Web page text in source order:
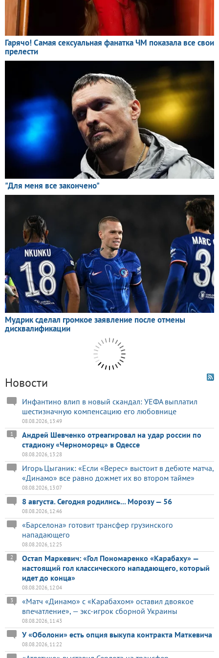
Новости
Инфантино влип в новый скандал: УЕФА выплатил
шестизначную компенсацию его любовнице
08.08.2026, 13:49
Андрей Шевченко отреагировал на удар россии по
стадиону «Черноморец» в Одессе
1
08.08.2026, 13:28
Игорь Цыганик: «Если «Верес» выстоит в дебюте матча,
«Динамо» все равно дожмет их во втором тайме»
08.08.2026, 13:07
8 августа. Сегодня родились... Морозу — 56
08.08.2026, 12:46
«Барселона» готовит трансфер грузинского
нападающего
08.08.2026, 12:25
Остап Маркевич: «Гол Пономаренко «Карабаху» —
настоящий гол классического нападающего, который
идет до конца»
2
08.08.2026, 12:04
«Матч «Динамо» с «Карабахом» оставил двоякое
впечатление», — экс-игрок сборной Украины
3
08.08.2026, 11:43
У «Оболони» есть опция выкупа контракта Маткевича
08.08.2026, 11:22